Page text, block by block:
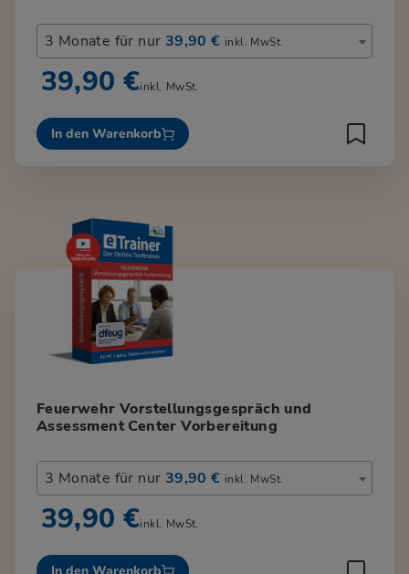
3 Monate für nur 39,90 € inkl. MwSt.
39,90 €inkl. MwSt.
In den Warenkorb
Feuerwehr Vorstellungsgespräch und
Assessment Center Vorbereitung
3 Monate für nur 39,90 € inkl. MwSt.
39,90 €inkl. MwSt.